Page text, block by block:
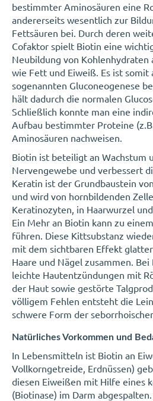
bestimmter Aminosäuren eine
andererseits wesentlich zur
Fettsäuren bei. Durch deren
Cofaktor spielt Biotin eine
Neubildung von
wie Fett und Eiweiß. Es ist somit
sogenannten Gluconeogenese
hält dadurch die normalen
Schließlich konnte man eine
Aufbau bestimmter Proteine
Aminosäuren nachweisen.
Biotin ist beteiligt an Wachstum
Nervengewebe und verbessert
Keratin ist der Grundbaustein
und wird von hornbildenden
Keratinozyten, in Haarwurzel
Ein Mehr an Biotin kann zu
führen. Diese Kittsubstanz
mit dem sichtbaren Effekt
Haare und Nägel zusammen.
leichte Hautentzündungen mit
der Haut sowie gestörte
völligem Fehlen entsteht die
schwere Form der
Natürliches Vorkommen und
In Lebensmitteln ist Biotin an
Vollkorngetreide, Erdnüssen)
diesen Eiweißen mit Hilfe eines
(Biotinase) im Darm